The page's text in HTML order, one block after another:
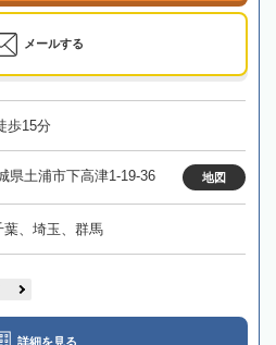
メールする
歩15分
県土浦市下高津1-19-36 地図
、埼玉、群馬
詳細を見る